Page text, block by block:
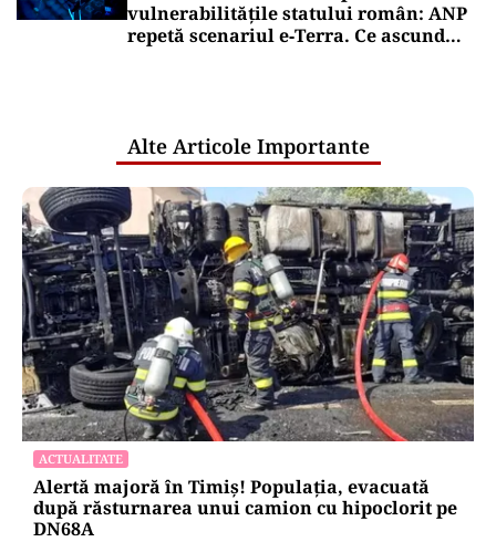
vulnerabilitățile statului român: ANP
repetă scenariul e‑Terra. Ce ascund
Alte Articole Importante
ACTUALITATE
Alertă majoră în Timiș! Populația, evacuată
după răsturnarea unui camion cu hipoclorit pe
DN68A